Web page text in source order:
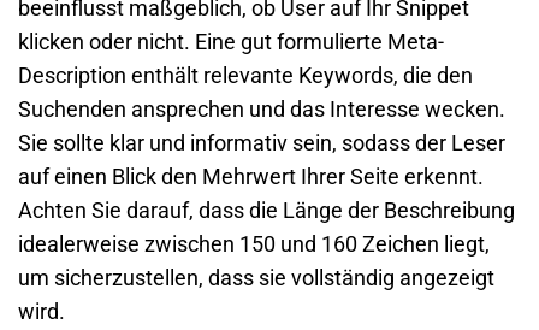
beeinflusst maßgeblich, ob User auf Ihr Snippet
klicken oder nicht. Eine gut formulierte Meta-
Description enthält relevante Keywords, die den
Suchenden ansprechen und das Interesse wecken.
Sie sollte klar und informativ sein, sodass der Leser
auf einen Blick den Mehrwert Ihrer Seite erkennt.
Achten Sie darauf, dass die Länge der Beschreibung
idealerweise zwischen 150 und 160 Zeichen liegt,
um sicherzustellen, dass sie vollständig angezeigt
wird.